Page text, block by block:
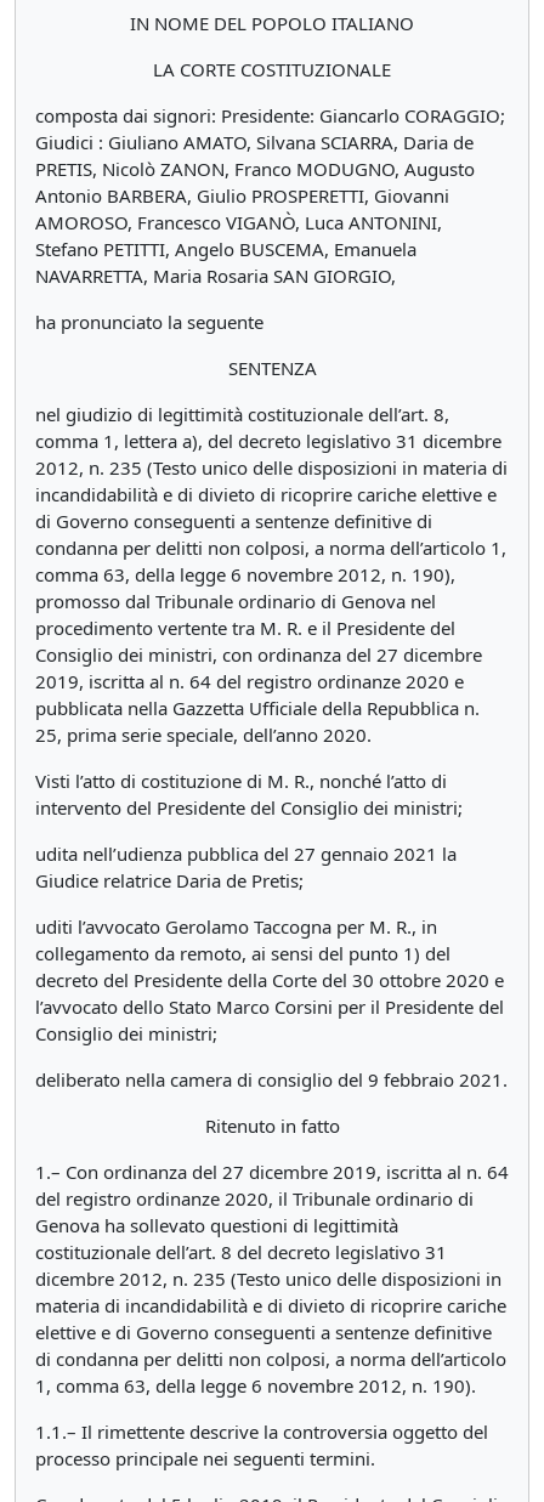
IN NOME DEL POPOLO ITALIANO
LA CORTE COSTITUZIONALE
composta dai signori: Presidente: Giancarlo CORAGGIO;
Giudici : Giuliano AMATO, Silvana SCIARRA, Daria de
PRETIS, Nicolò ZANON, Franco MODUGNO, Augusto
Antonio BARBERA, Giulio PROSPERETTI, Giovanni
AMOROSO, Francesco VIGANÒ, Luca ANTONINI,
Stefano PETITTI, Angelo BUSCEMA, Emanuela
NAVARRETTA, Maria Rosaria SAN GIORGIO,
ha pronunciato la seguente
SENTENZA
nel giudizio di legittimità costituzionale dell’art. 8,
comma 1, lettera a), del decreto legislativo 31 dicembre
2012, n. 235 (Testo unico delle disposizioni in materia di
incandidabilità e di divieto di ricoprire cariche elettive e
di Governo conseguenti a sentenze definitive di
condanna per delitti non colposi, a norma dell’articolo 1,
comma 63, della legge 6 novembre 2012, n. 190),
promosso dal Tribunale ordinario di Genova nel
procedimento vertente tra M. R. e il Presidente del
Consiglio dei ministri, con ordinanza del 27 dicembre
2019, iscritta al n. 64 del registro ordinanze 2020 e
pubblicata nella Gazzetta Ufficiale della Repubblica n.
25, prima serie speciale, dell’anno 2020.
Visti l’atto di costituzione di M. R., nonché l’atto di
intervento del Presidente del Consiglio dei ministri;
udita nell’udienza pubblica del 27 gennaio 2021 la
Giudice relatrice Daria de Pretis;
uditi l’avvocato Gerolamo Taccogna per M. R., in
collegamento da remoto, ai sensi del punto 1) del
decreto del Presidente della Corte del 30 ottobre 2020 e
l’avvocato dello Stato Marco Corsini per il Presidente del
Consiglio dei ministri;
deliberato nella camera di consiglio del 9 febbraio 2021.
Ritenuto in fatto
1.– Con ordinanza del 27 dicembre 2019, iscritta al n. 64
del registro ordinanze 2020, il Tribunale ordinario di
Genova ha sollevato questioni di legittimità
costituzionale dell’art. 8 del decreto legislativo 31
dicembre 2012, n. 235 (Testo unico delle disposizioni in
materia di incandidabilità e di divieto di ricoprire cariche
elettive e di Governo conseguenti a sentenze definitive
di condanna per delitti non colposi, a norma dell’articolo
1, comma 63, della legge 6 novembre 2012, n. 190).
1.1.– Il rimettente descrive la controversia oggetto del
processo principale nei seguenti termini.